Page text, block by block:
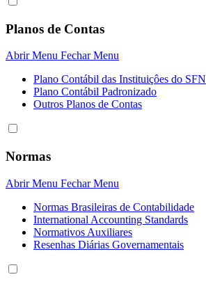
Planos de Contas
Abrir Menu Fechar Menu
Plano Contábil das Instituiçôes do SFN
Plano Contábil Padronizado
Outros Planos de Contas
Normas
Abrir Menu Fechar Menu
Normas Brasileiras de Contabilidade
International Accounting Standards
Normativos Auxiliares
Resenhas Diárias Governamentais